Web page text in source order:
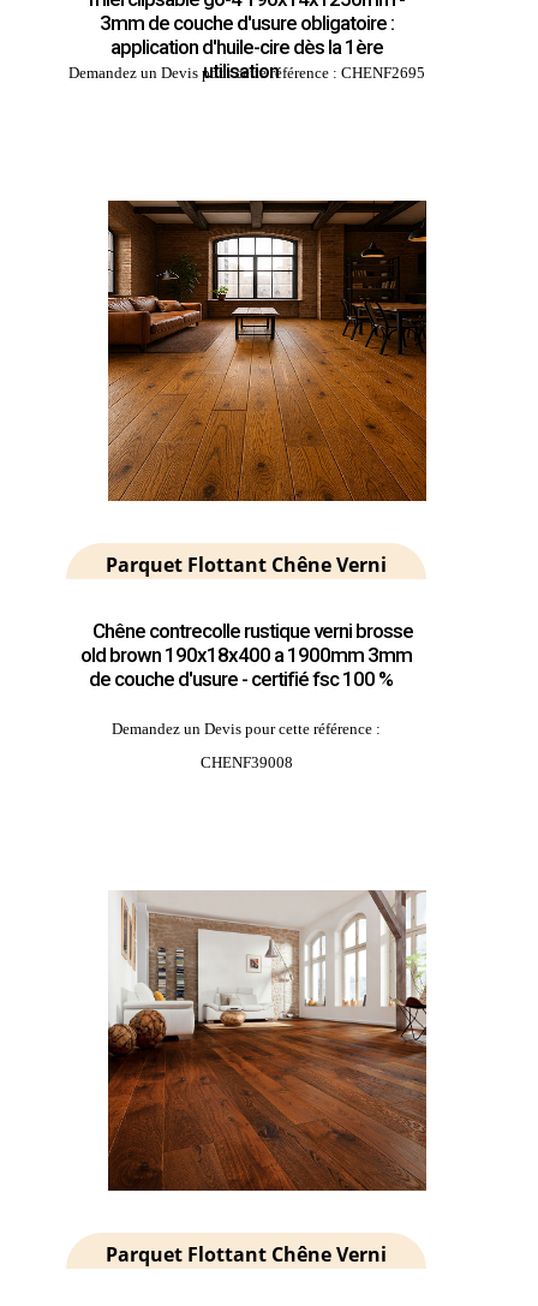
3mm de couche d'usure obligatoire :
application d'huile-cire dès la 1ère
utilisation
Demandez un Devis pour cette référence : CHENF2695
Parquet Flottant Chêne Verni
Chêne contrecolle rustique verni brosse
old brown 190x18x400 a 1900mm 3mm
de couche d'usure - certifié fsc 100 %
Demandez un Devis pour cette référence :
CHENF39008
Parquet Flottant Chêne Verni